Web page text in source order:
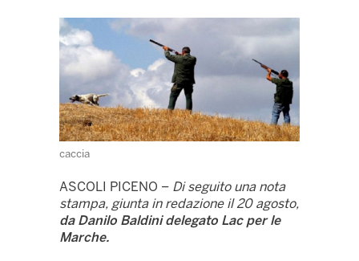
caccia
ASCOLI PICENO – Di seguito una nota
stampa, giunta in redazione il 20 agosto,
da Danilo Baldini delegato Lac per le
Marche.